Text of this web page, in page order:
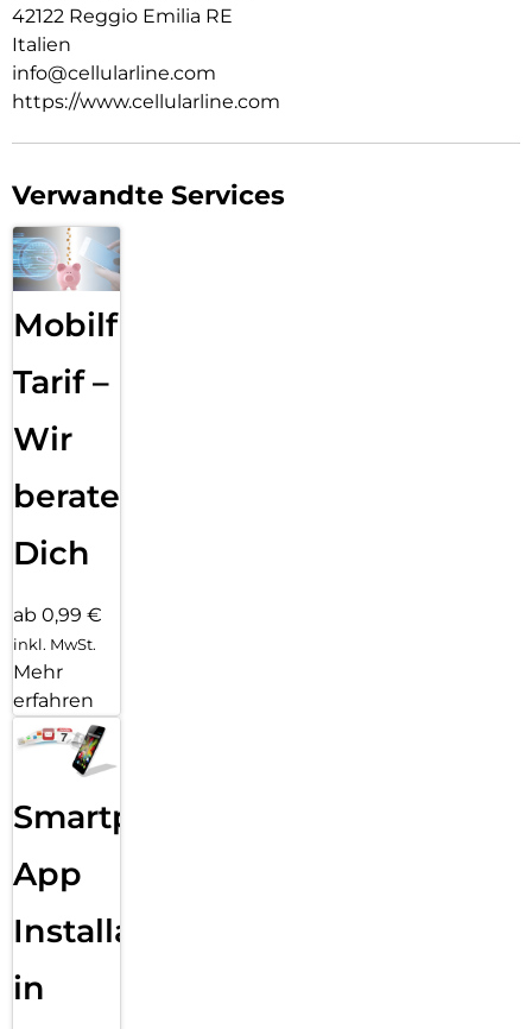
42122 Reggio Emilia RE
Italien
info@cellularline.com
https://www.cellularline.com
Verwandte Services
Mobilfunk
Tarif –
Wir
beraten
Dich
ab 0,99 €
inkl. MwSt.
Mehr
erfahren
Smartphone
App
Installation
in